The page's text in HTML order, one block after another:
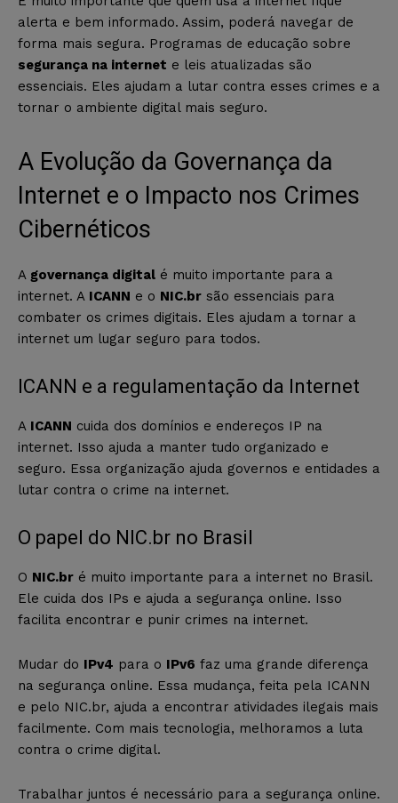
alerta e bem informado. Assim, poderá navegar de
forma mais segura. Programas de educação sobre
segurança na internet e leis atualizadas são
essenciais. Eles ajudam a lutar contra esses crimes e a
tornar o ambiente digital mais seguro.
A Evolução da Governança da
Internet e o Impacto nos Crimes
Cibernéticos
A governança digital é muito importante para a
internet. A ICANN e o NIC.br são essenciais para
combater os crimes digitais. Eles ajudam a tornar a
internet um lugar seguro para todos.
ICANN e a regulamentação da Internet
A ICANN cuida dos domínios e endereços IP na
internet. Isso ajuda a manter tudo organizado e
seguro. Essa organização ajuda governos e entidades a
lutar contra o crime na internet.
O papel do NIC.br no Brasil
O NIC.br é muito importante para a internet no Brasil.
Ele cuida dos IPs e ajuda a segurança online. Isso
facilita encontrar e punir crimes na internet.
Mudar do IPv4 para o IPv6 faz uma grande diferença
na segurança online. Essa mudança, feita pela ICANN
e pelo NIC.br, ajuda a encontrar atividades ilegais mais
facilmente. Com mais tecnologia, melhoramos a luta
contra o crime digital.
Trabalhar juntos é necessário para a segurança online.